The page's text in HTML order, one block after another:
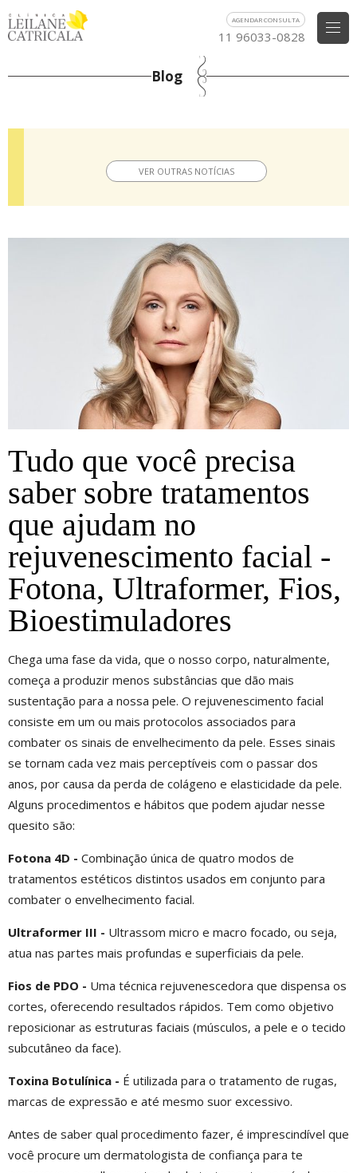
AGENDAR CONSULTA
11 96033-0828
Blog
VER OUTRAS NOTÍCIAS
Tudo que você precisa
saber sobre tratamentos
que ajudam no
rejuvenescimento facial -
Fotona, Ultraformer, Fios,
Bioestimuladores
Chega uma fase da vida, que o nosso corpo, naturalmente,
começa a produzir menos substâncias que dão mais
sustentação para a nossa pele. O rejuvenescimento facial
consiste em um ou mais protocolos associados para
combater os sinais de envelhecimento da pele. Esses sinais
se tornam cada vez mais perceptíveis com o passar dos
anos, por causa da perda de colágeno e elasticidade da pele.
Alguns procedimentos e hábitos que podem ajudar nesse
quesito são:
Fotona 4D - Combinação única de quatro modos de
tratamentos estéticos distintos usados em conjunto para
combater o envelhecimento facial.
Ultraformer III - Ultrassom micro e macro focado, ou seja,
atua nas partes mais profundas e superficiais da pele.
Fios de PDO - Uma técnica rejuvenescedora que dispensa os
cortes, oferecendo resultados rápidos. Tem como objetivo
reposicionar as estruturas faciais (músculos, a pele e o tecido
subcutâneo da face).
Toxina Botulínica - É utilizada para o tratamento de rugas,
marcas de expressão e até mesmo suor excessivo.
Antes de saber qual procedimento fazer, é imprescindível que
você procure um dermatologista de confiança para te